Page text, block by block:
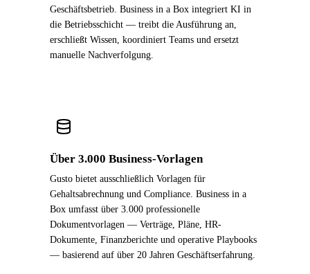
Geschäftsbetrieb. Business in a Box integriert KI in
die Betriebsschicht — treibt die Ausführung an,
erschließt Wissen, koordiniert Teams und ersetzt
manuelle Nachverfolgung.
Über 3.000 Business-Vorlagen
Gusto bietet ausschließlich Vorlagen für
Gehaltsabrechnung und Compliance. Business in a
Box umfasst über 3.000 professionelle
Dokumentvorlagen — Verträge, Pläne, HR-
Dokumente, Finanzberichte und operative Playbooks
— basierend auf über 20 Jahren Geschäftserfahrung.